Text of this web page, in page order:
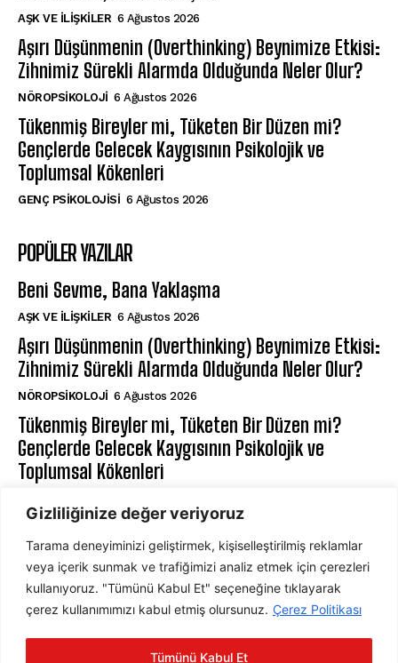
Gizliliğinize değer veriyoruz
Tarama deneyiminizi geliştirmek, kişiselleştirilmiş reklamlar
veya içerik sunmak ve trafiğimizi analiz etmek için çerezleri
kullanıyoruz. "Tümünü Kabul Et" seçeneğine tıklayarak
çerez kullanımımızı kabul etmiş olursunuz. Çerez Politikası
Tümünü Kabul Et
AŞK VE İLIŞKILER 6 Ağustos 2026
Aşırı Düşünmenin (Overthinking) Beynimize Etkisi:
Zihnimiz Sürekli Alarmda Olduğunda Neler Olur?
NÖROPSIKOLOJI 6 Ağustos 2026
Tükenmiş Bireyler mi, Tüketen Bir Düzen mi?
Gençlerde Gelecek Kaygısının Psikolojik ve
Toplumsal Kökenleri
GENÇ PSIKOLOJISI 6 Ağustos 2026
POPÜLER YAZILAR
Beni Sevme, Bana Yaklaşma
AŞK VE İLIŞKILER 6 Ağustos 2026
Aşırı Düşünmenin (Overthinking) Beynimize Etkisi:
Zihnimiz Sürekli Alarmda Olduğunda Neler Olur?
NÖROPSIKOLOJI 6 Ağustos 2026
Tükenmiş Bireyler mi, Tüketen Bir Düzen mi?
Gençlerde Gelecek Kaygısının Psikolojik ve
Toplumsal Kökenleri
ABONE OL
ABONE OL